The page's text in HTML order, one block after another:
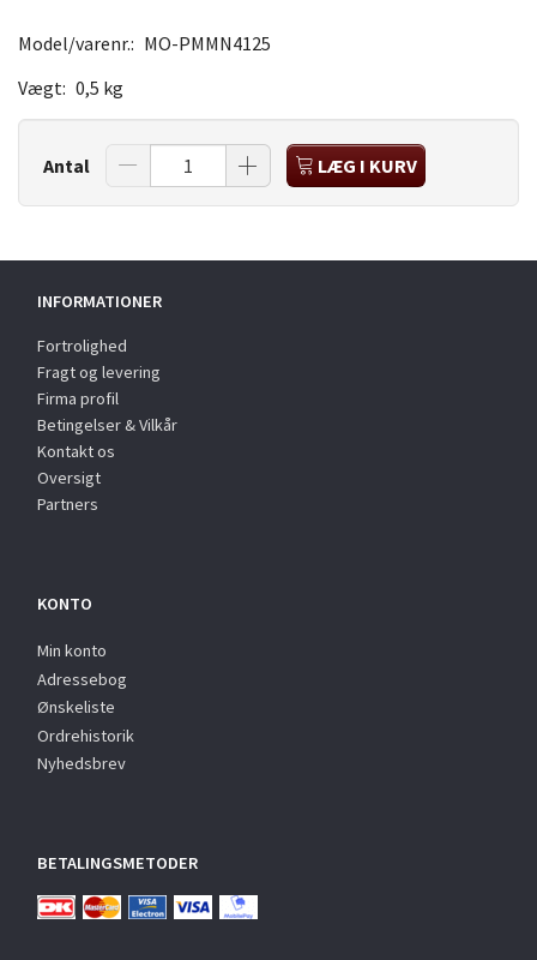
Model/varenr.: MO-PMMN4125
Vægt: 0,5 kg
Antal LÆG I KURV
INFORMATIONER
Fortrolighed
Fragt og levering
Firma profil
Betingelser & Vilkår
Kontakt os
Oversigt
Partners
KONTO
Min konto
Adressebog
Ønskeliste
Ordrehistorik
Nyhedsbrev
BETALINGSMETODER